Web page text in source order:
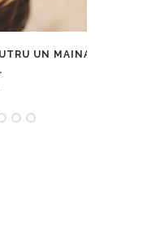
UN MAINA